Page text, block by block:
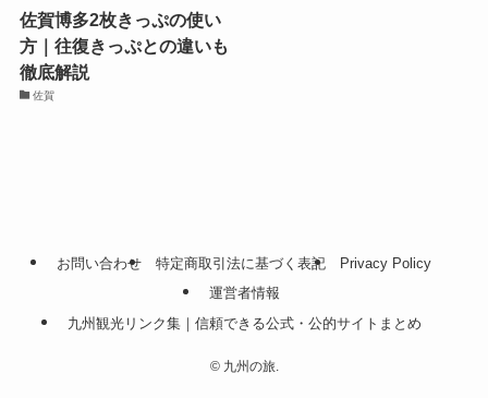
佐賀博多2枚きっぷの使い
方｜往復きっぷとの違いも
徹底解説
佐賀
お問い合わせ 特定商取引法に基づく表記
Privacy Policy
運営者情報
九州観光リンク集｜信頼できる公式・公的サイトまとめ
©九州の旅.